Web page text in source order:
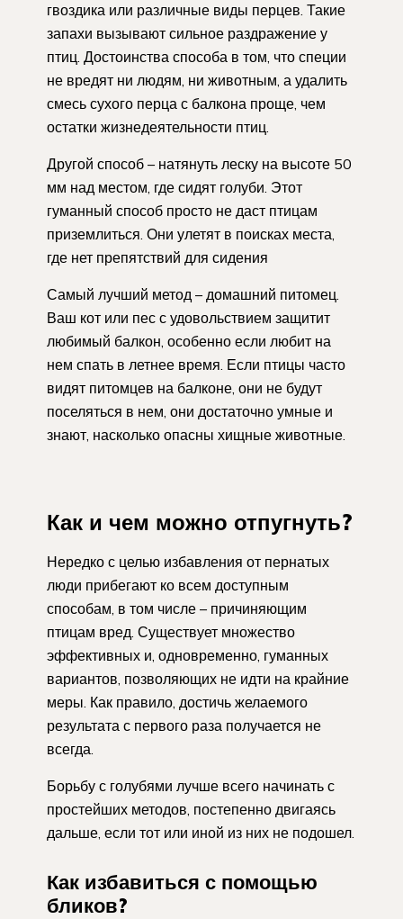
гвоздика или различные виды перцев. Такие
запахи вызывают сильное раздражение у
птиц. Достоинства способа в том, что специи
не вредят ни людям, ни животным, а удалить
смесь сухого перца с балкона проще, чем
остатки жизнедеятельности птиц.
Другой способ – натянуть леску на высоте 50
мм над местом, где сидят голуби. Этот
гуманный способ просто не даст птицам
приземлиться. Они улетят в поисках места,
где нет препятствий для сидения
Самый лучший метод – домашний питомец.
Ваш кот или пес с удовольствием защитит
любимый балкон, особенно если любит на
нем спать в летнее время. Если птицы часто
видят питомцев на балконе, они не будут
поселяться в нем, они достаточно умные и
знают, насколько опасны хищные животные.
Как и чем можно отпугнуть?
Нередко с целью избавления от пернатых
люди прибегают ко всем доступным
способам, в том числе – причиняющим
птицам вред. Существует множество
эффективных и, одновременно, гуманных
вариантов, позволяющих не идти на крайние
меры. Как правило, достичь желаемого
результата с первого раза получается не
всегда.
Борьбу с голубями лучше всего начинать с
простейших методов, постепенно двигаясь
дальше, если тот или иной из них не подошел.
Как избавиться с помощью
бликов?